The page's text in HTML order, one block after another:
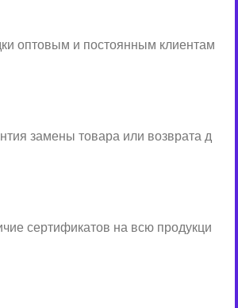
оптовым и постоянным клиентам
замены товара или возврата д
сертификатов на всю продукци